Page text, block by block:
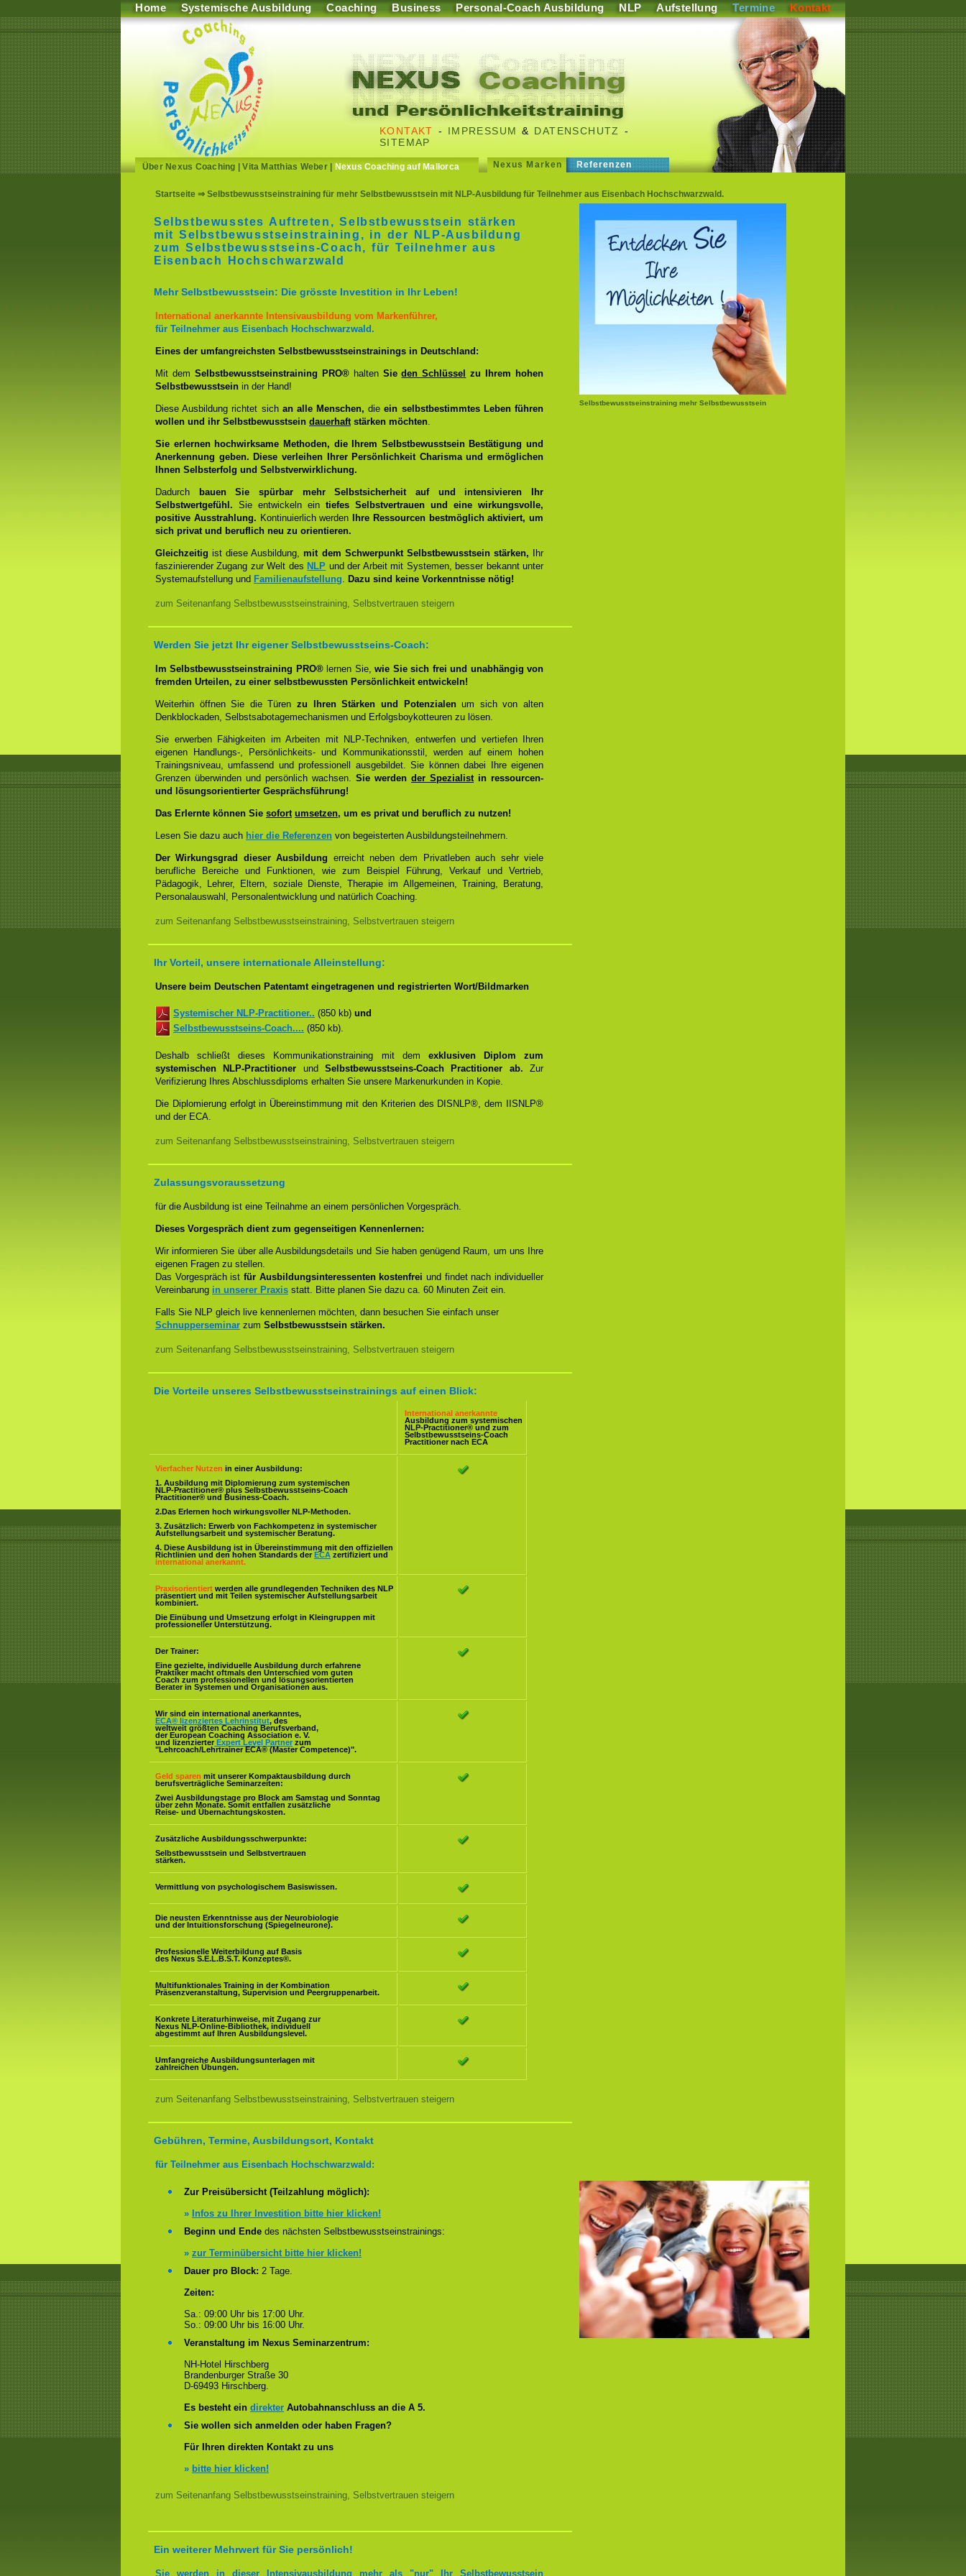
Home Systemische Ausbildung Coaching Business Personal-Coach Ausbildung NLP Aufstellung Termine Kontakt
KONTAKT - IMPRESSUM & DATENSCHUTZ
-
SITEMAP
Über Nexus Coaching |Vita Matthias Weber| Nexus Coaching auf Mallorca Nexus Marken Referenzen
Startseite ⇒ Selbstbewusstseinstraining für mehr Selbstbewusstsein mit NLP-Ausbildung für Teilnehmer aus Eisenbach Hochschwarzwald.
Selbstbewusstseinstraining mehr Selbstbewusstsein
Selbstbewusstes Auftreten, Selbstbewusstsein stärken
mit Selbstbewusstseinstraining, in der NLP-Ausbildung
zum Selbstbewusstseins-Coach, für Teilnehmer aus
Eisenbach Hochschwarzwald
Mehr Selbstbewusstsein: Die grösste Investition in Ihr Leben!
International anerkannte Intensivausbildung vom Markenführer,
für Teilnehmer aus Eisenbach Hochschwarzwald.
Eines der umfangreichsten Selbstbewusstseinstrainings in Deutschland:
Mit dem Selbstbewusstseinstraining PRO®haltenSieden Schlüssel
zu Ihrem hohen
Selbstbewusstsein in der Hand!
Diese Ausbildung richtet sich an alle Menschen, dieein selbstbestimmtes Leben führen
wollen und ihr Selbstbewusstsein dauerhaftstärken möchten.
Sie erlernen hochwirksame Methoden, die Ihrem Selbstbewusstsein Bestätigung und
Anerkennung geben. Diese verleihen Ihrer Persönlichkeit Charisma und ermöglichen
Ihnen Selbsterfolg und Selbstverwirklichung.
Dadurch
bauen Sie spürbar mehr Selbstsicherheit auf und intensivieren Ihr
Selbstwertgefühl. Sie entwickeln ein tiefes Selbstvertrauen und eine wirkungsvolle,
positive Ausstrahlung. Kontinuierlich werden
Ihre Ressourcen bestmöglich aktiviert, um
sich privat und beruflich neu zu orientieren.
Gleichzeitigist diese Ausbildung, mit dem Schwerpunkt Selbstbewusstsein stärken, Ihr
faszinierender Zugang zur Welt des NLP und der Arbeit mit Systemen, besser bekannt unter
Systemaufstellung und Familienaufstellung. Dazu sind keine Vorkenntnisse nötig!
zum Seitenanfang Selbstbewusstseinstraining, Selbstvertrauen steigern
Werden Sie jetzt Ihr eigener Selbstbewusstseins-Coach:
Im Selbstbewusstseinstraining PRO® lernen Sie,wie Sie sich frei und unabhängig von
fremden Urteilen, zu einer selbstbewussten Persönlichkeit entwickeln!
Weiterhin öffnen Sie die Türenzu Ihren Stärken und Potenzialenum sich von alten
Denkblockaden, Selbstsabotagemechanismen und Erfolgsboykotteuren zu lösen.
Sie erwerben Fähigkeiten im Arbeiten mit NLP-Techniken, entwerfen und vertiefen Ihren
eigenen Handlungs-, Persönlichkeits- und Kommunikationsstil, werden auf einem hohen
Trainingsniveau, umfassend und professionell ausgebildet. Sie können dabei Ihre eigenen
Grenzen überwinden und persönlich wachsen. Sie werden der Spezialistin ressourcen-
und lösungsorientierter Gesprächsführung!
Das Erlernte können Sie sofort umsetzen, um es privat und beruflich zu nutzen!
Lesen Sie dazu auch hier die Referenzen von begeisterten Ausbildungsteilnehmern.
Der Wirkungsgrad dieser Ausbildung erreicht neben dem Privatleben auch sehr viele
berufliche Bereiche und Funktionen, wie zum Beispiel Führung, Verkauf und Vertrieb,
Pädagogik, Lehrer, Eltern, soziale Dienste, Therapie im Allgemeinen, Training, Beratung,
Personalauswahl, Personalentwicklung und natürlich Coaching.
zum Seitenanfang Selbstbewusstseinstraining, Selbstvertrauen steigern
Ihr Vorteil, unsere internationale Alleinstellung:
Unsere beim Deutschen Patentamt eingetragenen und registrierten Wort/Bildmarken
Systemischer NLP-Practitioner.. (850 kb) und
Selbstbewusstseins-Coach.... (850 kb).
Deshalb schließt dieses Kommunikationstraining mit dem exklusiven Diplom zum
systemischen NLP-Practitioner undSelbstbewusstseins-Coach Practitioner ab.Zur
Verifizierung Ihres Abschlussdiploms erhalten Sie unsere Markenurkunden in Kopie.
Die Diplomierung erfolgt in Übereinstimmung mit den Kriterien des DISNLP®, dem IISNLP®
und der ECA.
zum Seitenanfang Selbstbewusstseinstraining, Selbstvertrauen steigern
Zulassungsvoraussetzung
für die Ausbildung ist eine Teilnahme an einem persönlichen Vorgespräch.
Dieses Vorgespräch dient zum gegenseitigen Kennenlernen:
Wir informieren Sie über alle Ausbildungsdetails und Sie haben genügend Raum, um uns Ihre
eigenen Fragen zu stellen.
Das Vorgespräch ist für Ausbildungsinteressenten kostenfrei und findet nach individueller
Vereinbarung in unserer Praxis statt. Bitte planen Sie dazu ca. 60 Minuten Zeit ein.
Falls Sie NLP gleich live kennenlernen möchten, dann besuchen Sie einfach unser
Schnupperseminar zum Selbstbewusstsein stärken.
zum Seitenanfang Selbstbewusstseinstraining, Selbstvertrauen steigern
Die Vorteile unseres Selbstbewusstseinstrainings auf einen Blick:
International anerkannte
Ausbildung zum systemischen
NLP-Practitioner® und zum
Selbstbewusstseins-Coach
Practitioner nach ECA
Vierfacher Nutzen in einer Ausbildung:
1. Ausbildung mit Diplomierung zum systemischen
NLP-Practitioner® plus Selbstbewusstseins-Coach
Practitioner® und Business-Coach.
2.Das Erlernen hoch wirkungsvoller NLP-Methoden.
3. Zusätzlich: Erwerb von Fachkompetenz in systemischer
Aufstellungsarbeit und systemischer Beratung.
4. Diese Ausbildung ist in Übereinstimmung mit den offiziellen
Richtlinien und den hohen Standards der ECA zertifiziert und
international anerkannt.
Praxisorientiert werden alle grundlegenden Techniken des NLP
präsentiert und mit Teilen systemischer Aufstellungsarbeit
kombiniert.
Die Einübung und Umsetzung erfolgt in Kleingruppen mit
professioneller Unterstützung.
Der Trainer:
Eine gezielte, individuelle Ausbildung durch erfahrene
Praktiker macht oftmals den Unterschied vom guten
Coach zum professionellen und lösungsorientierten
Berater in Systemen und Organisationen aus.
Wir sind ein international anerkanntes,
ECA® lizenziertes Lehrinstitut, des
weltweit größten Coaching Berufsverband,
der European Coaching Association e. V.
und lizenzierter Expert Level Partner zum
"Lehrcoach/Lehrtrainer ECA® (Master Competence)".
Geld sparen mit unserer Kompaktausbildung durch
berufsverträgliche Seminarzeiten:
Zwei Ausbildungstage pro Block am Samstag und Sonntag
über zehn Monate. Somit entfallen zusätzliche
Reise- und Übernachtungskosten.
Zusätzliche Ausbildungsschwerpunkte:
Selbstbewusstsein und Selbstvertrauen
stärken.
Vermittlung von psychologischem Basiswissen.
Die neusten Erkenntnisse aus der Neurobiologie
und der Intuitionsforschung (Spiegelneurone).
Professionelle Weiterbildung auf Basis
des Nexus S.E.L.B.S.T. Konzeptes®.
Multifunktionales Training in der Kombination
Präsenzveranstaltung, Supervision und Peergruppenarbeit.
Konkrete Literaturhinweise, mit Zugang zur
Nexus NLP-Online-Bibliothek, individuell
abgestimmt auf Ihren Ausbildungslevel.
Umfangreiche Ausbildungsunterlagen mit
zahlreichen Übungen.
zum Seitenanfang Selbstbewusstseinstraining, Selbstvertrauen steigern
Gebühren, Termine, Ausbildungsort, Kontakt
für Teilnehmer aus Eisenbach Hochschwarzwald:
Zur Preisübersicht (Teilzahlung möglich):
» Infos zu Ihrer Investition bitte hier klicken!
Beginn und Ende des nächsten Selbstbewusstseinstrainings:
» zur Terminübersicht bitte hier klicken!
Dauer pro Block: 2 Tage.
Zeiten:
Sa.: 09:00 Uhr bis 17:00 Uhr.
So.: 09:00 Uhr bis 16:00 Uhr.
Veranstaltung im Nexus Seminarzentrum:
NH-Hotel Hirschberg
Brandenburger Straße 30
D-69493 Hirschberg.
Es besteht ein direkter Autobahnanschluss an die A 5.
Sie wollen sich anmelden oder haben Fragen?
Für Ihren direkten Kontakt zu uns
» bitte hier klicken!
zum Seitenanfang Selbstbewusstseinstraining, Selbstvertrauen steigern
Ein weiterer Mehrwert für Sie persönlich!
Sie werden in dieser Intensivausbildung mehr als "nur" Ihr Selbstbewusstsein